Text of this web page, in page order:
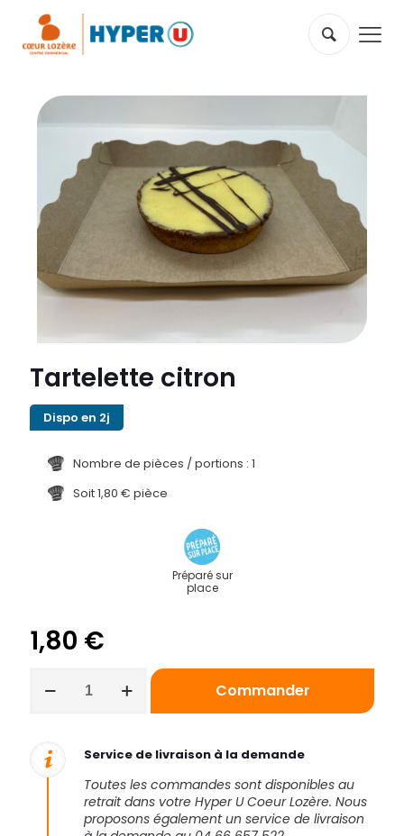
Tartelette citron
Dispo en 2j
Nombre de pièces / portions : 1
Soit 1,80 € pièce
Préparé sur
place
1,80 €
Commander
Service de livraison à la demande
Toutes les commandes sont disponibles au
retrait dans votre Hyper U Coeur Lozère. Nous
proposons également un service de livraison